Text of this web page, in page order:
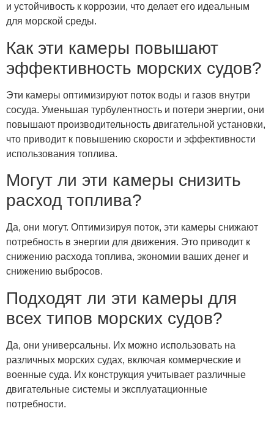
и устойчивость к коррозии, что делает его идеальным
для морской среды.
Как эти камеры повышают
эффективность морских судов?
Эти камеры оптимизируют поток воды и газов внутри
сосуда. Уменьшая турбулентность и потери энергии, они
повышают производительность двигательной установки,
что приводит к повышению скорости и эффективности
использования топлива.
Могут ли эти камеры снизить
расход топлива?
Да, они могут. Оптимизируя поток, эти камеры снижают
потребность в энергии для движения. Это приводит к
снижению расхода топлива, экономии ваших денег и
снижению выбросов.
Подходят ли эти камеры для
всех типов морских судов?
Да, они универсальны. Их можно использовать на
различных морских судах, включая коммерческие и
военные суда. Их конструкция учитывает различные
двигательные системы и эксплуатационные
потребности.